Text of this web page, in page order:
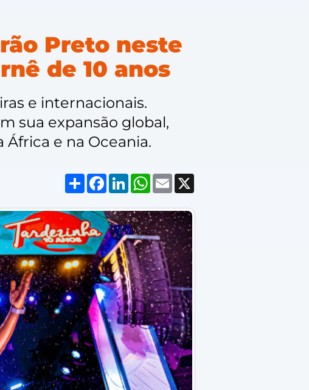
Preto neste
de 10 anos
e internacionais.
sua expansão global,
e na Oceania.
Compartilhar
Facebook
LinkedInWhatsApp
Email